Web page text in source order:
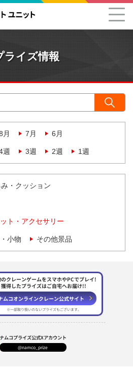
ライズ情報
月 7月 6月
週 3週 2週 1週
・クッション
ト・アクセサリー
小物 その他景品
クレーンゲームをスマホやPCでプレイ!
獲得したプライズはご自宅へお届け!!
ムコオンラインクレーン公式サイト
※一部取り扱いのないプライズもございます。
ナムコプライズ公式Xアカウント
@namco_prize